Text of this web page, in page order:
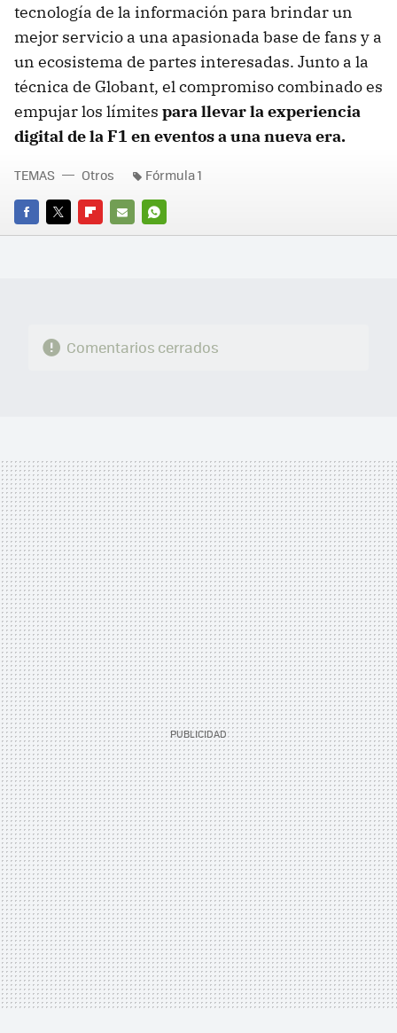
tecnología de la información para brindar un
mejor servicio a una apasionada base de fans y a
un ecosistema de partes interesadas. Junto a la
técnica de Globant, el compromiso combinado es
empujar los límites para llevar la experiencia
digital de la F1 en eventos a una nueva era.
FACEBOOK
TWITTERFLIPBOARD
E-
WHATSAPP
TEMAS Otros Fórmula 1
Comentarios cerrados